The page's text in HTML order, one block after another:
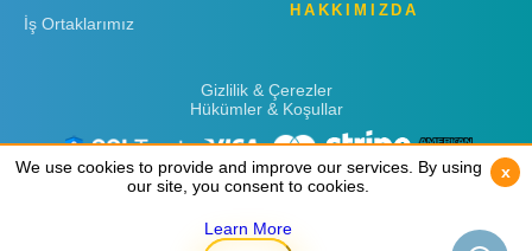
İş Ortaklarımız
HAKKIMIZDA
Gizlilik & Çerezler
Hükümler & Koşullar
We use cookies to provide and improve our services. By using
our site, you consent to cookies.
Learn More
x
We use cookies to provide and improve our services. By using
our site, you consent to cookies.
Learn More
x